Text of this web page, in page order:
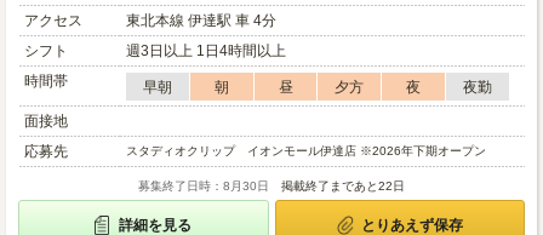
アクセス
東北本線 伊達駅 車 4分
シフト
週3日以上 1日4時間以上
時間帯
早朝 朝 昼 夕方 夜
夜勤
面接地
応募先
スタディオクリップ イオンモール伊達店 ※2026年下期オープン
募集終了日時：8月30日 掲載終了まであと22日
詳細を見る とりあえず保存